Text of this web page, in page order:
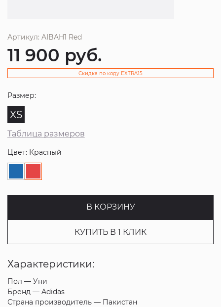
Артикул: AIBAH1 Red
11 900 руб.
Скидка по коду EXTRA15
Размер:
XS
Таблица размеров
Цвет: Красный
В КОРЗИНУ
КУПИТЬ В 1 КЛИК
Характеристики:
Пол — Уни
Бренд — Adidas
Страна производитель — Пакистан